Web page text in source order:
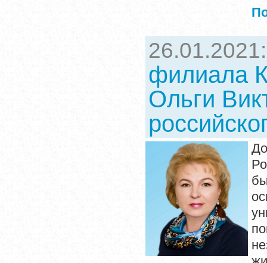
филиала
Ольги